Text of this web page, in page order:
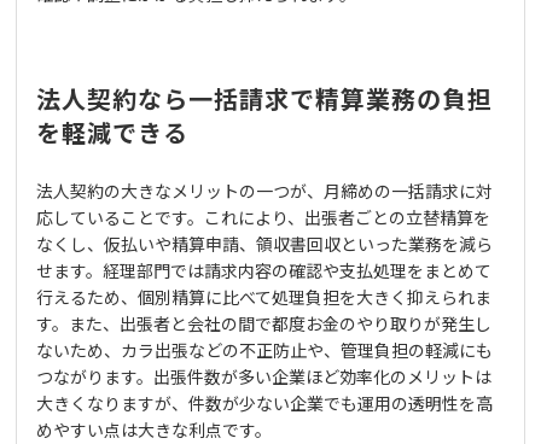
法人契約なら一括請求で精算業務の負担
を軽減できる
法人契約の大きなメリットの一つが、月締めの一括請求に対
応していることです。これにより、出張者ごとの立替精算を
なくし、仮払いや精算申請、領収書回収といった業務を減ら
せます。経理部門では請求内容の確認や支払処理をまとめて
行えるため、個別精算に比べて処理負担を大きく抑えられま
す。また、出張者と会社の間で都度お金のやり取りが発生し
ないため、カラ出張などの不正防止や、管理負担の軽減にも
つながります。出張件数が多い企業ほど効率化のメリットは
大きくなりますが、件数が少ない企業でも運用の透明性を高
めやすい点は大きな利点です。